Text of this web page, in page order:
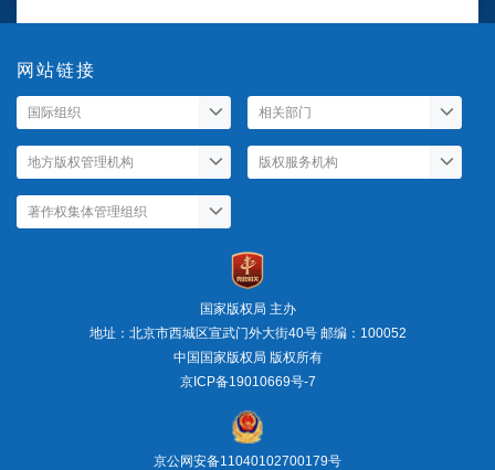
网站链接
国家版权局 主办
地址：北京市西城区宣武门外大街40号 邮编：100052
中国国家版权局 版权所有
京ICP备19010669号-7
京公网安备11040102700179号